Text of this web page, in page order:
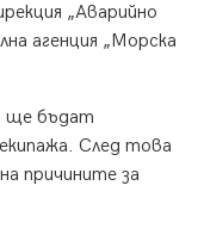
„Аварийно
агенция „Морска
ще бъдат
След това
причините за